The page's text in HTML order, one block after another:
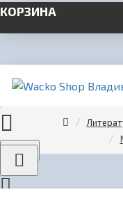
КОРЗИНА
Menu